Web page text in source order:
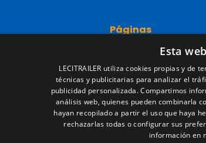
Páginas
Red comercial
Recambios
Portal empleo
Noticias
EgaLecitrailer
LT Defence
Esta
LECITRAILER utiliza cookies propias y de
técnicas y publicitarias para analizar el
publicidad personalizada. Compartimos
análisis web, quienes pueden combinarla
hayan recopilado a partir el uso que haya
rechazarlas todas o configurar sus
información en